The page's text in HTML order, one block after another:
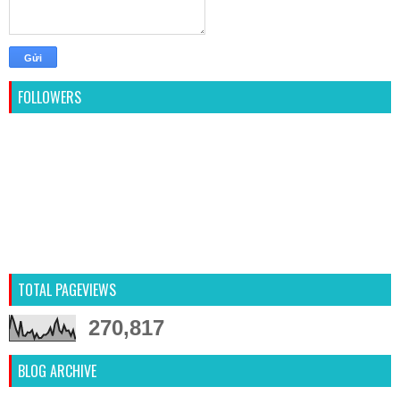
FOLLOWERS
TOTAL PAGEVIEWS
270,817
BLOG ARCHIVE